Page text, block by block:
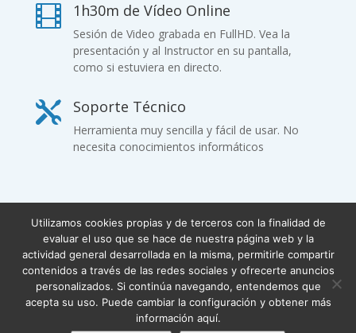
 1h30m de Vídeo Online
Sesión de Video grabada en FullHD. Vea la
presentación y al Instructor en su pantalla,
como si estuviera en directo.
 Soporte Técnico
Herramienta muy sencilla y fácil de usar. No
necesita conocimientos informáticos
Condiciones Generales de Venta
Términos y condiciones
Política de Privacidad
Aviso Legal
Política de Cookies
General Terms of Sale·Privacy Policy·Legal
Notice·Cookies Policy
Copyright © 2019 - OOA Online Orthodontics
Utilizamos cookies propias y de terceros con la finalidad de
evaluar el uso que se hace de nuestra página web y la
actividad general desarrollada en la misma, permitirle compartir
contenidos a través de las redes sociales y ofrecerte anuncios
personalizados. Si continúa navegando, entendemos que
acepta su uso. Puede cambiar la configuración y obtener más
información aquí.